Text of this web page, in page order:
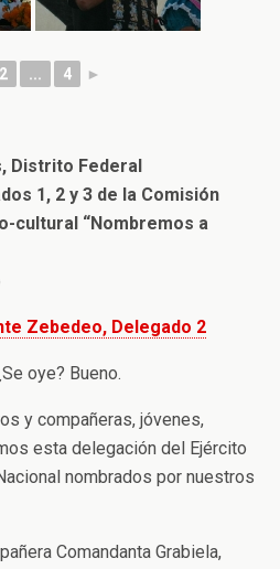
2 ... 4 ►
Distrito Federal
1, 2 y 3 de la Comisión
cultural “Nombremos a
Zebedeo, Delegado 2
oye? Bueno.
y compañeras, jóvenes,
esta delegación del Ejército
nombrados por nuestros
Comandanta Grabiela,